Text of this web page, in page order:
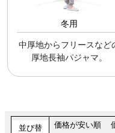
冬用
中厚地からフリースなど
厚地長袖パジャマ。
並び替
価格が安い順